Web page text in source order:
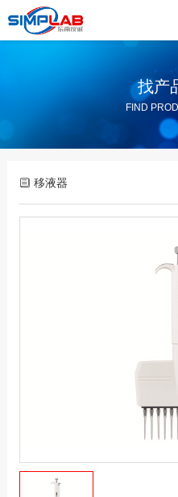
找产
FIND
移液器